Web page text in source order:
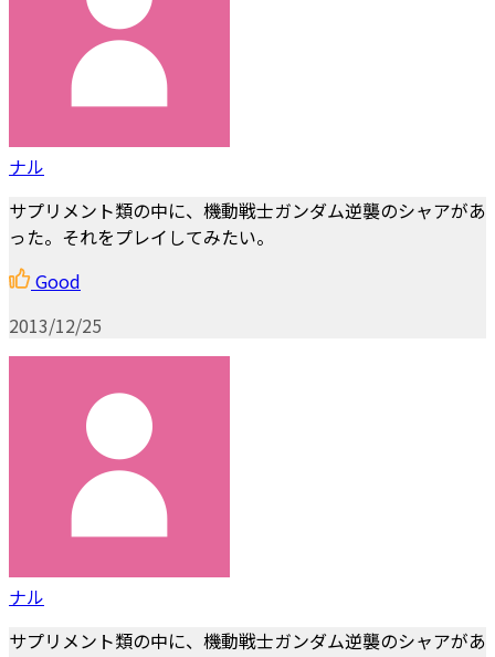
ナル
サプリメント類の中に、機動戦士ガンダム逆襲のシャアがあ
った。それをプレイしてみたい。
Good
2013/12/25
ナル
サプリメント類の中に、機動戦士ガンダム逆襲のシャアがあ